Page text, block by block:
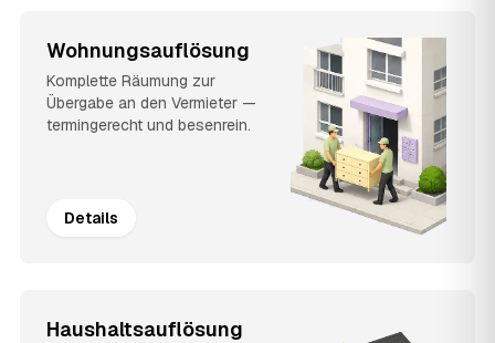
Wohnungsauflösung
Komplette Räumung zur
Übergabe an den Vermieter —
termingerecht und besenrein.
Details
Haushaltsauflösung